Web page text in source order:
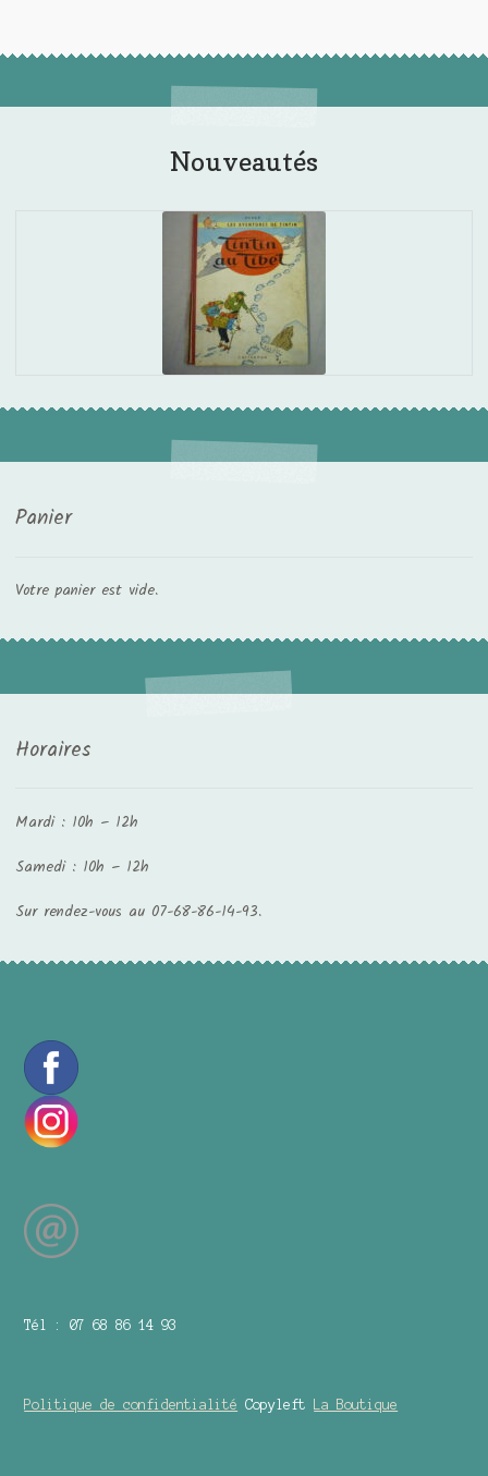
Nouveautés
Panier
Votre panier est vide.
Horaires
Mardi : 10h – 12h
Samedi : 10h – 12h
Sur rendez-vous au 07-68-86-14-93.
Tél : 07 68 86 14 93
Politique de confidentialité Copyleft La Boutique